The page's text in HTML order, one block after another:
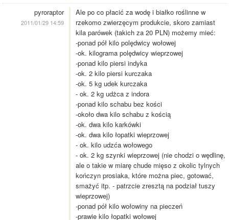
pyroraptor
2011/01/29 14:59
Ale po co płacić za wodę i białko roślinne w
rzekomo zwierzęcym produkcie, skoro zamiast
kila parówek (takich za 20 PLN) możemy mieć:
-ponad pół kilo polędwicy wołowej
-ok. kilograma polędwicy wieprzowej
-ponad kilo piersi indyka
-ok. 2 kilo piersi kurczaka
-ok. 5 kg udek kurczaka
- ok. 2 kg udżca z indora
-ponad kilo schabu bez kości
-około dwa kilo schabu z kością
-ok. dwa kilo karkówki
-ok. dwa kilo łopatki wieprzowej
- ok. kilo udzća wołowego
- ok. 2 kg szynki wieprzowej (nie chodzi o wędlinę,
ale o takie w miarę chude mięso z okolic tylnych
kończyn prosiaka, które można piec, gotować,
smażyć itp. - patrzcie zresztą na podział tuszy
wieprzowej)
-ponad pół kilo wołowiny na pieczeń
-prawie kilo łopatki wołowej